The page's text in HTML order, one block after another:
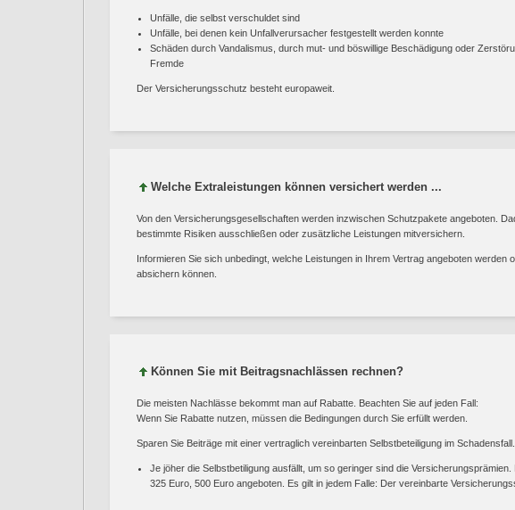
Unfälle, die selbst verschuldet sind
Unfälle, bei denen kein Unfallverursacher festgestellt werden konnte
Schäden durch Vandalismus, durch mut- und böswillige Beschädigung oder
Fremde
Der Versicherungsschutz besteht europaweit.
Welche Extraleistungen können versichert werden ...
Von den Versicherungsgesellschaften werden inzwischen Schutzpakete angeboten.
bestimmte Risiken ausschließen oder zusätzliche Leistungen mitversichern.
Informieren Sie sich unbedingt, welche Leistungen in Ihrem Vertrag angeboten werden
absichern können.
Können Sie mit Beitragsnachlässen rechnen?
Die meisten Nachlässe bekommt man auf Rabatte. Beachten Sie auf jeden Fall:
Wenn Sie Rabatte nutzen, müssen die Bedingungen durch Sie erfüllt werden.
Sparen Sie Beiträge mit einer vertraglich vereinbarten Selbstbeteiligung im Schadensfall.
Je jöher die Selbstbetiligung ausfällt, um so geringer sind die
325 Euro, 500 Euro angeboten. Es gilt in jedem Falle: Der vereinbarte